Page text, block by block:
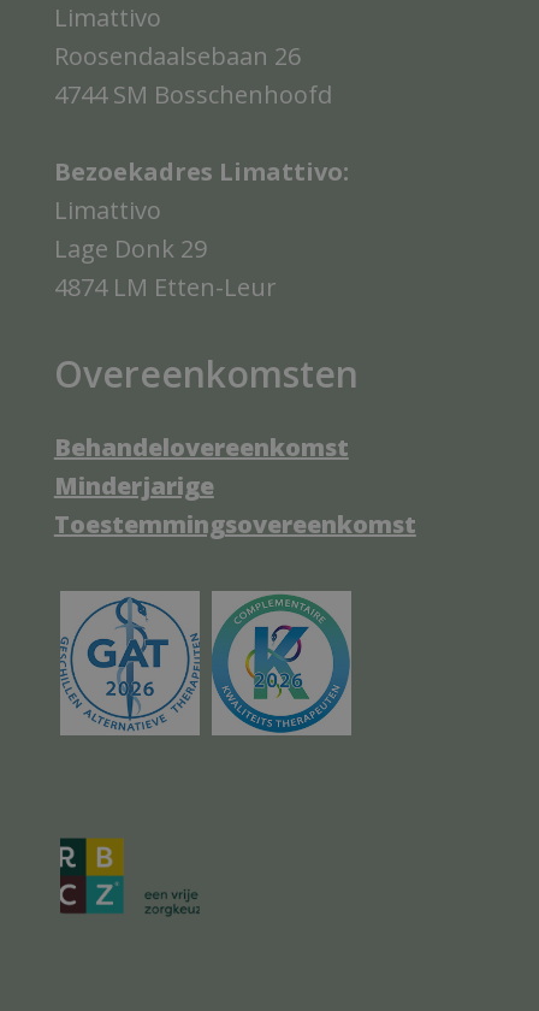
Limattivo
Roosendaalsebaan 26
4744 SM Bosschenhoofd
Bezoekadres Limattivo:
Limattivo
Lage Donk 29
4874 LM Etten-Leur
Overeenkomsten
Behandelovereenkomst
Minderjarige
Toestemmingsovereenkomst